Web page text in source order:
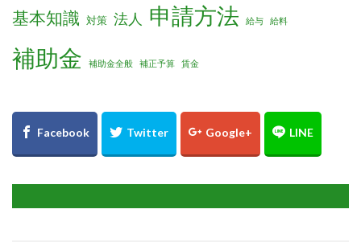
基本知識 対策 法人 申請方法 給与 給料
補助金 補助金全般 補正予算 賃金